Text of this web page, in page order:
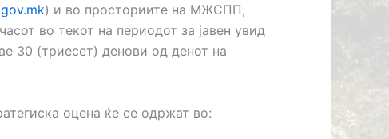
) и во просториите на МЖСПП,
во текот на периодот за јавен увид
30 (триесет) денови од денот на
оцена ќе се одржат во: